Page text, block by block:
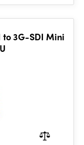
to 3G-SDI Mini